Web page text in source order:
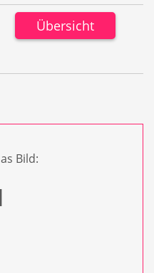
Übersicht
Bild: